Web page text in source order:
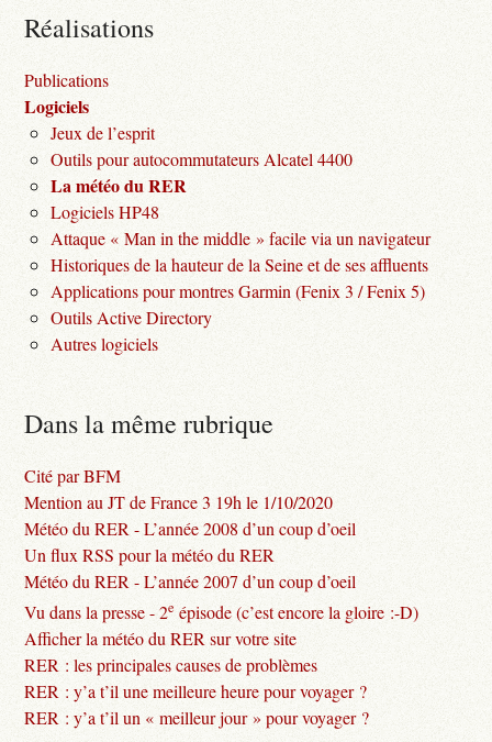
Réalisations
Publications
Logiciels
Jeux de l’esprit
Outils pour autocommutateurs Alcatel 4400
La météo du RER
Logiciels HP48
Attaque « Man in the middle » facile via un navigateur
Historiques de la hauteur de la Seine et de ses affluents
Applications pour montres Garmin (Fenix 3 / Fenix 5)
Outils Active Directory
Autres logiciels
Dans la même rubrique
Cité par BFM
Mention au JT de France 3 19h le 1/10/2020
Météo du RER - L’année 2008 d’un coup d’oeil
Un flux RSS pour la météo du RER
Météo du RER - L’année 2007 d’un coup d’oeil
Vu dans la presse - 2e épisode (c’est encore la gloire :-D)
Afficher la météo du RER sur votre site
RER : les principales causes de problèmes
RER : y’a t’il une meilleure heure pour voyager ?
RER : y’a t’il un « meilleur jour » pour voyager ?